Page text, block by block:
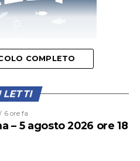
14 agosto alle ore 10
l’incidente, al chilometro
L’iniziativa, promossa
di Terracina, vuole essere
ma anche di
sicurezza stradale.
COMPLETO
LETTI
6 ore fa
– 5 agosto 2026 ore 18